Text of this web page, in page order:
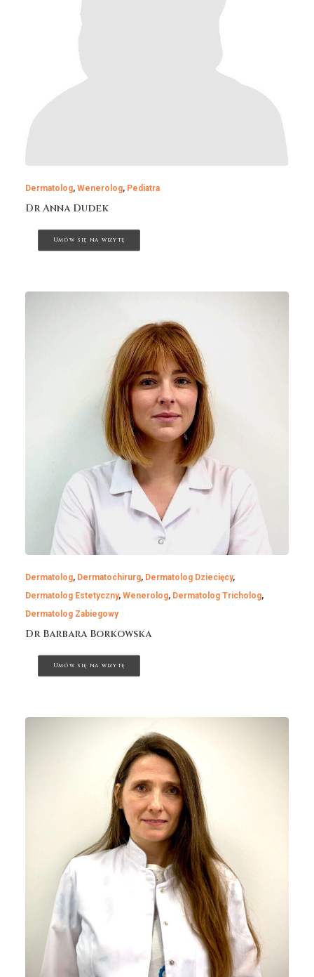
Dermatolog, Wenerolog, Pediatra
Dr Anna Dudek
Umów się na wizytę
Dermatolog, Dermatochirurg, Dermatolog Dziecięcy,
Dermatolog Estetyczny, Wenerolog, Dermatolog Tricholog,
Dermatolog Zabiegowy
Dr Barbara Borkowska
Umów się na wizytę